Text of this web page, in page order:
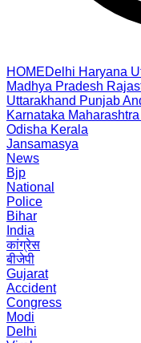
HOMEDelhi Haryana
Madhya Pradesh
Uttarakhand Punjab
Karnataka Maharashtra
Odisha Kerala
Jansamasya
News
Bjp
National
Police
Bihar
India
कांग्रेस
बीजेपी
Gujarat
Accident
Congress
Modi
Delhi